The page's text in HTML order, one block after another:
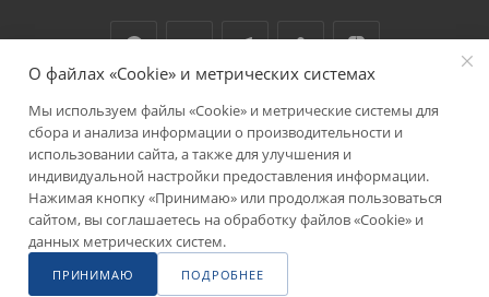
2026 © ООО "Реванш"
О файлах «Cookie» и метрических системах
Мы используем файлы «Cookie» и метрические системы для
сбора и анализа информации о производительности и
использовании сайта, а также для улучшения и
индивидуальной настройки предоставления информации.
Нажимая кнопку «Принимаю» или продолжая пользоваться
сайтом, вы соглашаетесь на обработку файлов «Cookie» и
данных метрических систем.
ПРИНИМАЮ ПОДРОБНЕЕ